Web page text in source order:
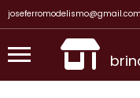
joseferromodelismo@gmail.com